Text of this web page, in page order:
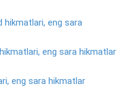
hikmatlari, eng sara
eng sara hikmatlar
eng sara hikmatlar